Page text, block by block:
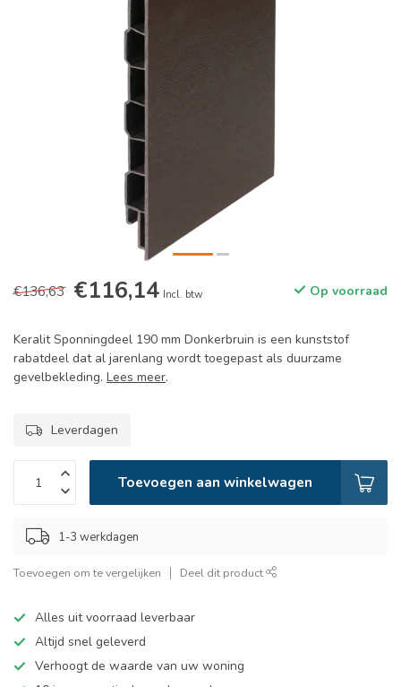
€136,63 €116,14 Incl. btw Op voorraad
Keralit Sponningdeel 190 mm Donkerbruin is een kunststof
rabatdeel dat al jarenlang wordt toegepast als duurzame
gevelbekleding. Lees meer.
Leverdagen
Toevoegen aan winkelwagen
1-3 werkdagen
Toevoegen om te vergelijken Deel dit product
Alles uit voorraad leverbaar
Altijd snel geleverd
Verhoogt de waarde van uw woning